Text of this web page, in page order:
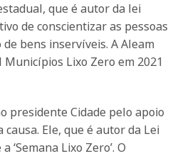
que é autor da lei
de conscientizar as pessoas
bens inservíveis. A Aleam
Lixo Zero em 2021
presidente Cidade pelo apoio
causa. Ele, que é autor da Lei
‘Semana Lixo Zero’. O